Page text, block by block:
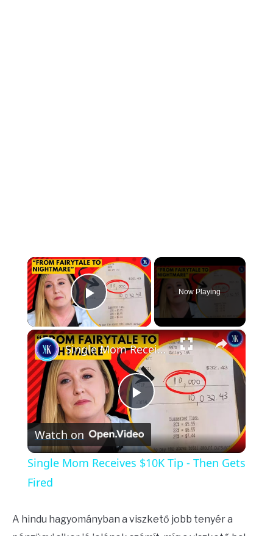
×
Play Video
Now Playing
×
Play
Video
Single Mom Receives $10K Tip - Then Gets Fired
Watch on
Single Mom Receives $10K Tip - Then Gets
Fired
A hindu hagyományban a viszkető jobb tenyér a